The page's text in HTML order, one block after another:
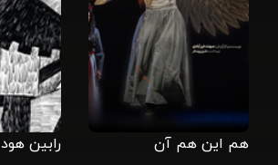
هم این هم آن رابین هود